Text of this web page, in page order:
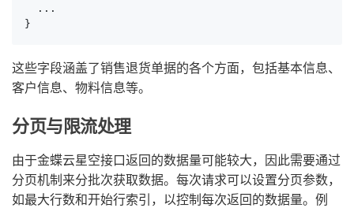
  ...
}
这些字段涵盖了销售退货单据的各个方面，包括基本信息、
客户信息、物料信息等。
分页与限流处理
由于金蝶云星空接口返回的数据量可能较大，因此需要通过
分页机制来分批次获取数据。每次请求可以设置分页参数，
如最大行数和开始行索引，以控制每次返回的数据量。例